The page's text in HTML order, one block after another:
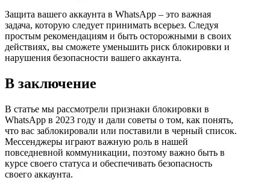
Защита вашего аккаунта в WhatsApp – это важная
задача, которую следует принимать всерьез. Следуя
простым рекомендациям и быть осторожными в своих
действиях, вы сможете уменьшить риск блокировки и
нарушения безопасности вашего аккаунта.
В заключение
В статье мы рассмотрели признаки блокировки в
WhatsApp в 2023 году и дали советы о том, как понять,
что вас заблокировали или поставили в черный список.
Мессенджеры играют важную роль в нашей
повседневной коммуникации, поэтому важно быть в
курсе своего статуса и обеспечивать безопасность
своего аккаунта.